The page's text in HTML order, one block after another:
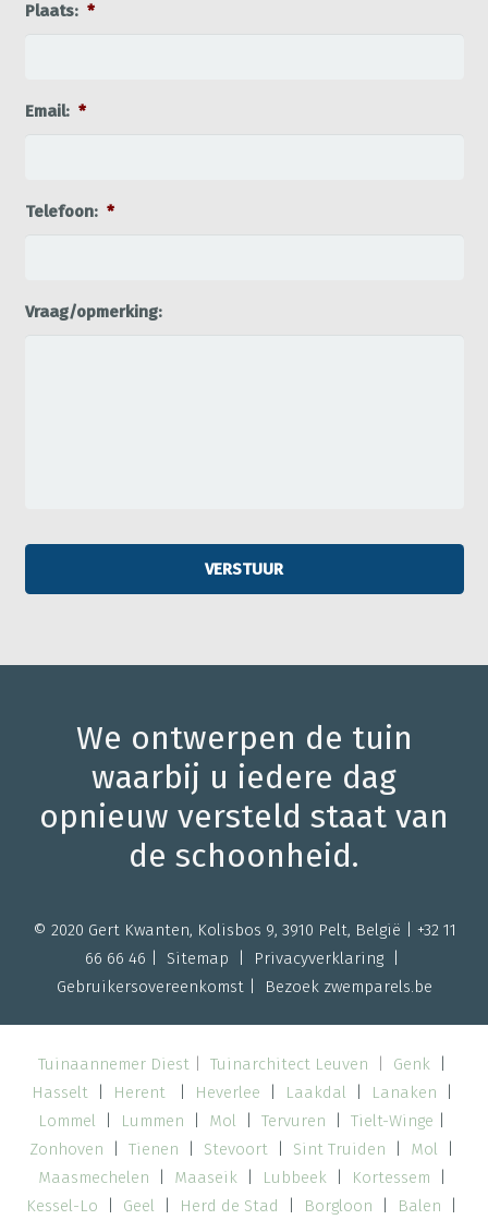
Plaats: *
Email: *
Telefoon: *
Vraag/opmerking:
We ontwerpen de tuin
waarbij u iedere dag
opnieuw versteld staat van
de schoonheid.
© 2020 Gert Kwanten, Kolisbos 9, 3910 Pelt, België | +32 11
66 66 46
Sitemap | Privacyverklaring|
Gebruikersovereenkomst| Bezoek zwemparels.be
Tuinaannemer Diest| Tuinarchitect Leuven Genk
Hasselt| Herent| Heverlee Laakdal Lanaken
Lommel
Lummen Mol Tervuren Tielt-Winge
Zonhoven
Tienen Stevoort Sint Truiden Mol
Maasmechelen
Maaseik| Lubbeek Kortessem
Kessel-Lo
Geel Herd de Stad Borgloon Balen